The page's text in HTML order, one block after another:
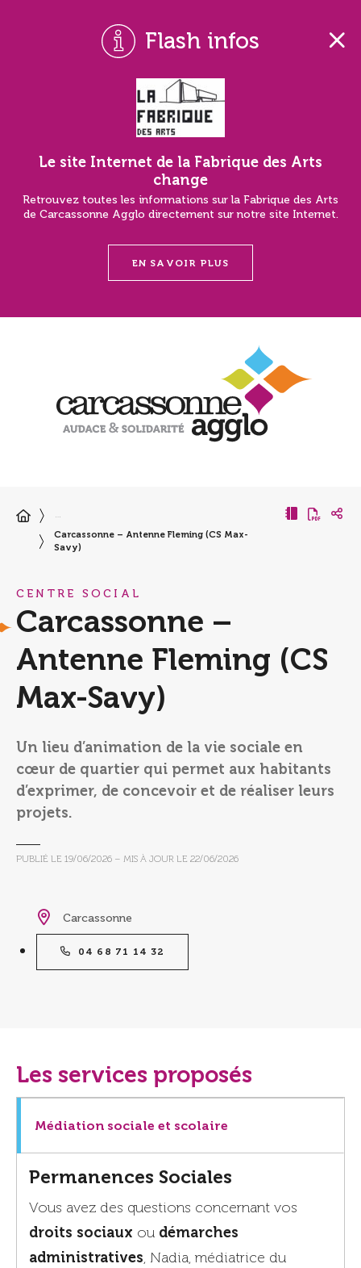
Flash infos
Le site Internet de la Fabrique des Arts
change
Retrouvez toutes les informations sur la Fabrique des Arts
de Carcassonne Agglo directement sur notre site Internet.
EN SAVOIR PLUS
…
Carcassonne – Antenne Fleming (CS Max-
Savy)
CENTRE SOCIAL
Carcassonne –
Antenne Fleming (CS
Max-Savy)
Un lieu d’animation de la vie sociale en
cœur de quartier qui permet aux habitants
d’exprimer, de concevoir et de réaliser leurs
projets.
PUBLIÉ LE 19/06/2026 – MIS À JOUR LE 22/06/2026
Carcassonne
04 68 71 14 32
Les services proposés
Médiation sociale et scolaire
Permanences Sociales
Vous avez des questions concernant vos
droits sociaux ou démarches
administratives, Nadia, médiatrice du